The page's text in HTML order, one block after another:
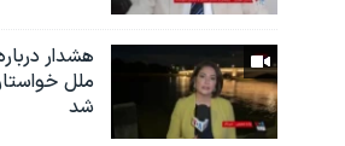
هشدار
ملل
شد